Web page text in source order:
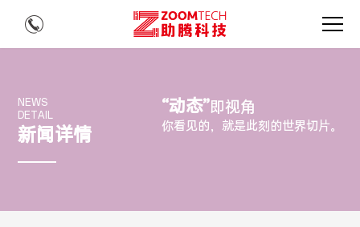
NEWS
DETAIL
新闻详情
“动态”即视角
你看见的，就是此刻的世界切片。